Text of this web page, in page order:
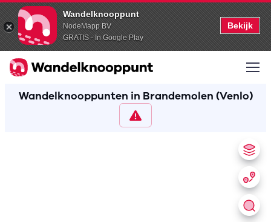
Wandelknooppunt
NodeMapp BV
GRATIS - In Google Play
Bekijk
Wandelknooppunten in Brandemolen (Venlo)